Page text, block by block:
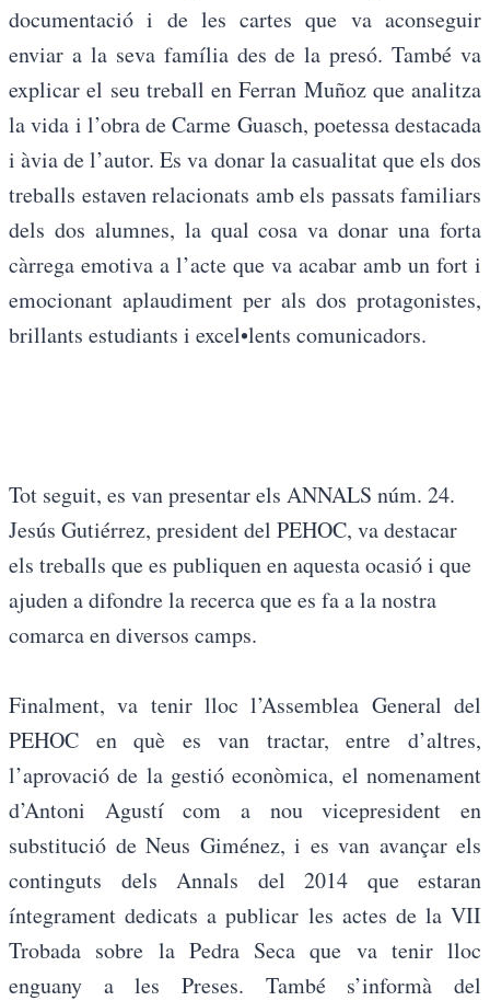
documentació i de les cartes que va aconseguir
enviar a la seva família des de la presó. També va
explicar el seu treball en Ferran Muñoz que analitza
la vida i l’obra de Carme Guasch, poetessa destacada
i àvia de l’autor. Es va donar la casualitat que els dos
treballs estaven relacionats amb els passats familiars
dels dos alumnes, la qual cosa va donar una forta
càrrega emotiva a l’acte que va acabar amb un fort i
emocionant aplaudiment per als dos protagonistes,
brillants estudiants i excel•lents comunicadors.
Tot seguit, es van presentar els ANNALS núm. 24.
Jesús Gutiérrez, president del PEHOC, va destacar
els treballs que es publiquen en aquesta ocasió i que
ajuden a difondre la recerca que es fa a la nostra
comarca en diversos camps.
Finalment, va tenir lloc l’Assemblea General del
PEHOC en què es van tractar, entre d’altres,
l’aprovació de la gestió econòmica, el nomenament
d’Antoni Agustí com a nou vicepresident en
substitució de Neus Giménez, i es van avançar els
continguts dels Annals del 2014 que estaran
íntegrament dedicats a publicar les actes de la VII
Trobada sobre la Pedra Seca que va tenir lloc
enguany a les Preses. També s’informà del